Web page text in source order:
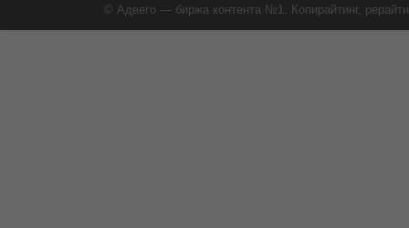
© Адвего — биржа контента №1. Копирайтинг,